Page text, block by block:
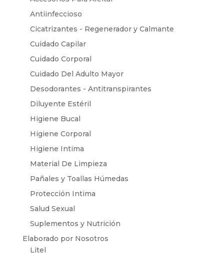
Antiinfeccioso
Cicatrizantes - Regenerador y Calmante
Cuidado Capilar
Cuidado Corporal
Cuidado Del Adulto Mayor
Desodorantes - Antitranspirantes
Diluyente Estéril
Higiene Bucal
Higiene Corporal
Higiene Intima
Material De Limpieza
Pañales y Toallas Húmedas
Protección Intima
Salud Sexual
Suplementos y Nutrición
Elaborado por Nosotros
Litel